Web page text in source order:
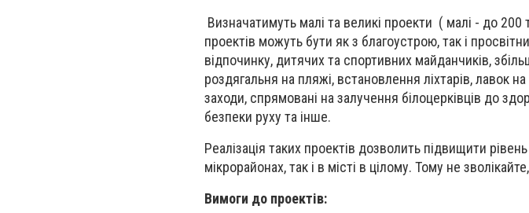
Визначатимуть малі та великі проекти ( малі - до
проектів можуть бути як з благоустрою, так і
відпочинку, дитячих та спортивних майданчиків,
роздягальня на пляжі, встановлення ліхтарів, лавок
заходи, спрямовані на залучення білоцерківців до
безпеки руху та інше.
Реалізація таких проектів дозволить підвищити
мікрорайонах, так і в місті в цілому. Тому не
Вимоги до проектів: